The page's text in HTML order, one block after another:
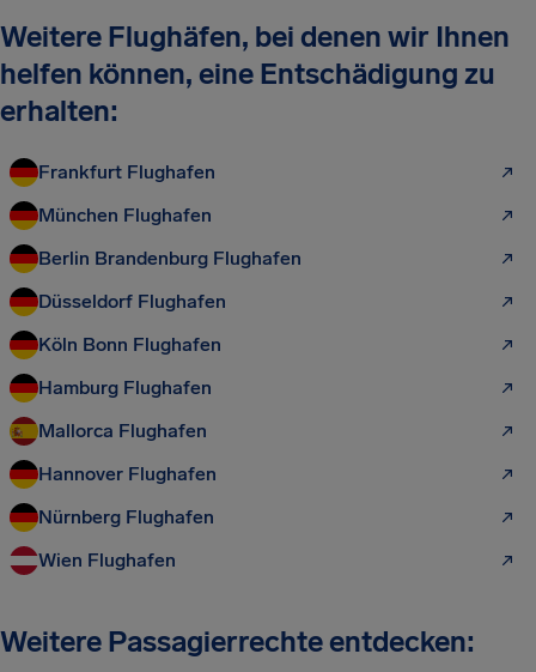
Weitere Flughäfen, bei denen wir Ihnen
helfen können, eine Entschädigung zu
erhalten:
Frankfurt Flughafen
München Flughafen
Berlin Brandenburg Flughafen
Düsseldorf Flughafen
Köln Bonn Flughafen
Hamburg Flughafen
Mallorca Flughafen
Hannover Flughafen
Nürnberg Flughafen
Wien Flughafen
Weitere Passagierrechte entdecken: